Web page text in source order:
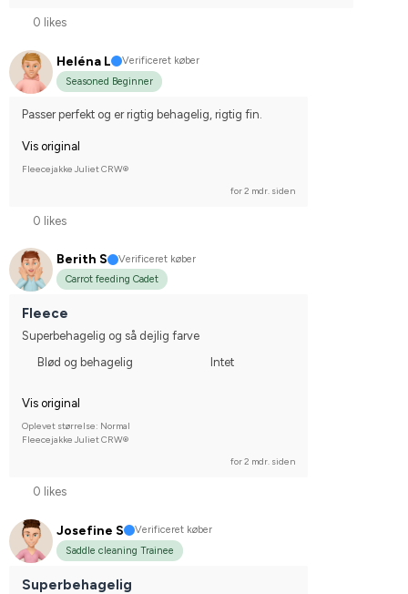
0 likes
Heléna L
Verificeret køber
Seasoned Beginner
Passer perfekt og er rigtig behagelig, rigtig fin.
Vis original
Fleecejakke Juliet CRW®
for 2 mdr. siden
0 likes
Berith S
Verificeret køber
Carrot feeding Cadet
Fleece
Superbehagelig og så dejlig farve
Blød og behagelig
Intet
Vis original
Oplevet størrelse: Normal
Fleecejakke Juliet CRW®
for 2 mdr. siden
0 likes
Josefine S
Verificeret køber
Saddle cleaning Trainee
Superbehagelig